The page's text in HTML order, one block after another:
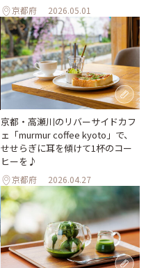
京都府 2026.05.01
京都・高瀬川のリバーサイドカフ
ェ「murmur coffee kyoto」で、
せせらぎに耳を傾けて1杯のコー
ヒーを♪
京都府 2026.04.27